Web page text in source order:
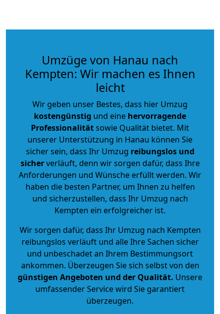
Umzüge von Hanau nach
Kempten: Wir machen es Ihnen
leicht
Wir geben unser Bestes, dass hier Umzug
kostengünstig und eine hervorragende
Professionalitätsowie Qualität bietet. Mit
unserer Unterstützung in Hanau können Sie
sicher sein, dass Ihr Umzug reibungslos und
sicherverläuft, denn wir sorgen dafür, dass Ihre
Anforderungen und Wünsche erfüllt werden. Wir
haben die besten Partner, um Ihnen zu helfen
und sicherzustellen, dass Ihr Umzug nach
Kempten ein erfolgreicher ist.
Wir sorgen dafür, dass Ihr Umzug nach Kempten
reibungslos verläuft und alle Ihre Sachen sicher
und unbeschadet an Ihrem Bestimmungsort
ankommen. Überzeugen Sie sich selbst von den
günstigen Angeboten und der Qualität. Unsere
umfassender Service wird Sie garantiert
überzeugen.